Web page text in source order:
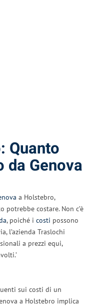
Quanto
da Genova
a Holstebro,
costare. Non c’è
, poiché i costi possono
l’azienda Traslochi
a prezzi equi,
sui costi di un
a Holstebro implica